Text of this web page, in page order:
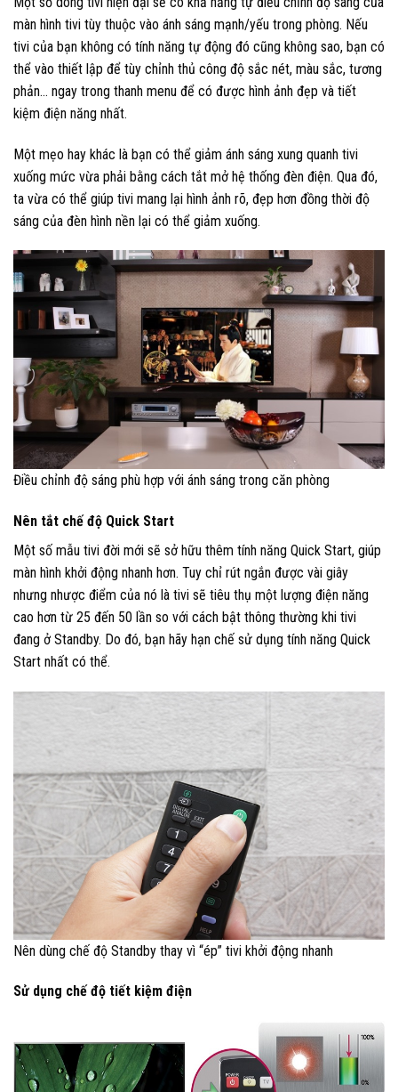
màn hình tivi tùy thuộc vào ánh sáng mạnh/yếu trong phòng. Nếu
tivi của bạn không có tính năng tự động đó cũng không sao, bạn có
thể vào thiết lập để tùy chỉnh thủ công độ sắc nét, màu sắc, tương
phản… ngay trong thanh menu để có được hình ảnh đẹp và tiết
kiệm điện năng nhất.
Một mẹo hay khác là bạn có thể giảm ánh sáng xung quanh tivi
xuống mức vừa phải bằng cách tắt mở hệ thống đèn điện. Qua đó,
ta vừa có thể giúp tivi mang lại hình ảnh rõ, đẹp hơn đồng thời độ
sáng của đèn hình nền lại có thể giảm xuống.
Điều chỉnh độ sáng phù hợp với ánh sáng trong căn phòng
Nên tắt chế độ Quick Start
Một số mẫu tivi đời mới sẽ sở hữu thêm tính năng Quick Start, giúp
màn hình khởi động nhanh hơn. Tuy chỉ rút ngắn được vài giây
nhưng nhược điểm của nó là tivi sẽ tiêu thụ một lượng điện năng
cao hơn từ 25 đến 50 lần so với cách bật thông thường khi tivi
đang ở Standby. Do đó, bạn hãy hạn chế sử dụng tính năng Quick
Start nhất có thể.
Nên dùng chế độ Standby thay vì “ép” tivi khởi động nhanh
Sử dụng chế độ tiết kiệm điện